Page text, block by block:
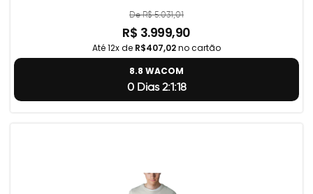
De R$ 5.031,01
R$ 3.999,90
Até 12x de R$407,02no cartão
8.8 WACOM
0 Dias 2:1:17